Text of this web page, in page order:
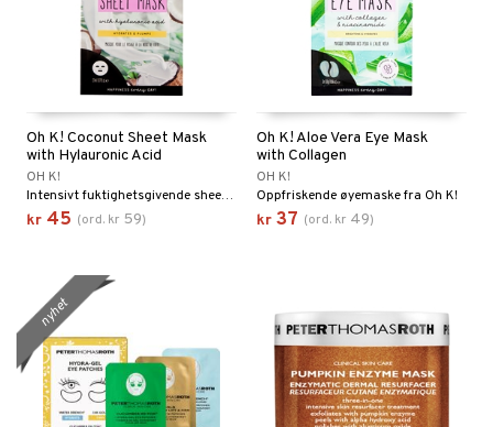
Oh K! Coconut Sheet Mask
with Hylauronic Acid
OH K!
Intensivt fuktighetsgivende sheetmaske fra Oh K!
kr 45 (ord. kr 59)
Oh K! Aloe Vera Eye Mask
with Collagen
OH K!
Oppfriskende øyemaske fra Oh K!
kr 37 (ord. kr 49)
nyhet